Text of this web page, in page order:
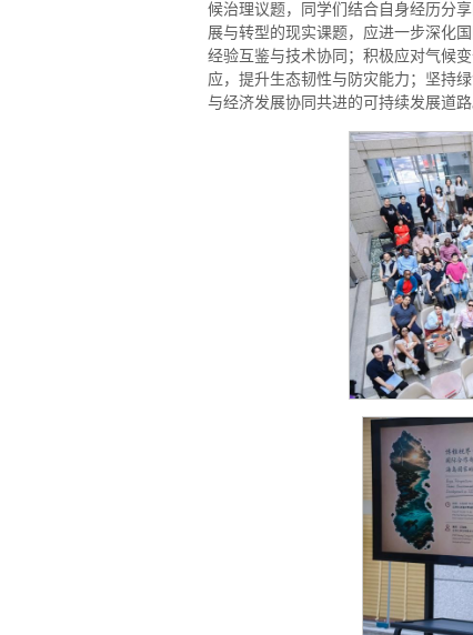
候治理议题，同学们结合自身经历分
展与转型的现实课题，应进一步深化
经验互鉴与技术协同；积极应对气候
应，提升生态韧性与防灾能力；坚持
与经济发展协同共进的可持续发展道路